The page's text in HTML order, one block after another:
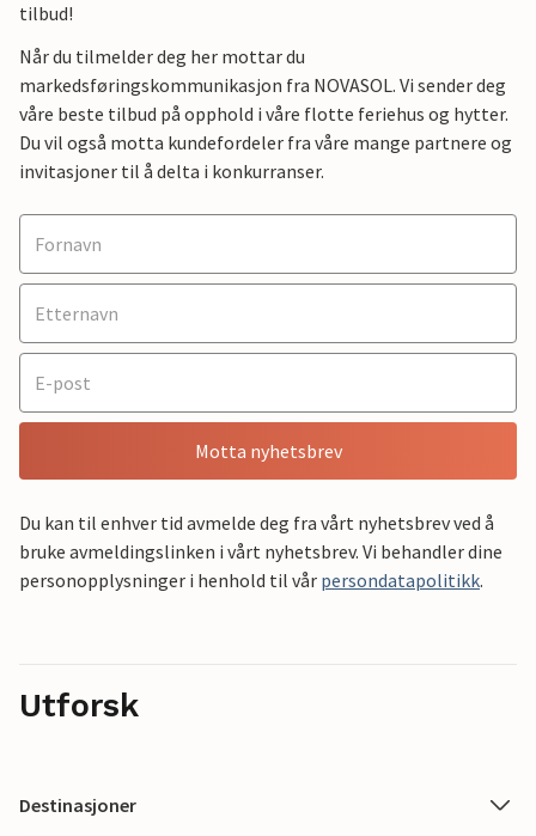
tilbud!
Når du tilmelder deg her mottar du
markedsføringskommunikasjon fra NOVASOL. Vi sender deg
våre beste tilbud på opphold i våre flotte feriehus og hytter.
Du vil også motta kundefordeler fra våre mange partnere og
invitasjoner til å delta i konkurranser.
Motta nyhetsbrev
Du kan til enhver tid avmelde deg fra vårt nyhetsbrev ved å
bruke avmeldingslinken i vårt nyhetsbrev. Vi behandler dine
personopplysninger i henhold til vår persondatapolitikk.
Utforsk
Destinasjoner